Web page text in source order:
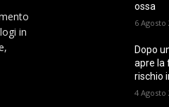
in
ossa
6 Agosto
Dopo
apre la
rischio
4 Agosto